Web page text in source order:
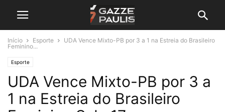
Início Esporte
UDA Vence Mixto-PB por 3 a 1 na Estreia do Brasileiro
Feminino...
Esporte
UDA Vence Mixto-PB por 3 a
1 na Estreia do Brasileiro